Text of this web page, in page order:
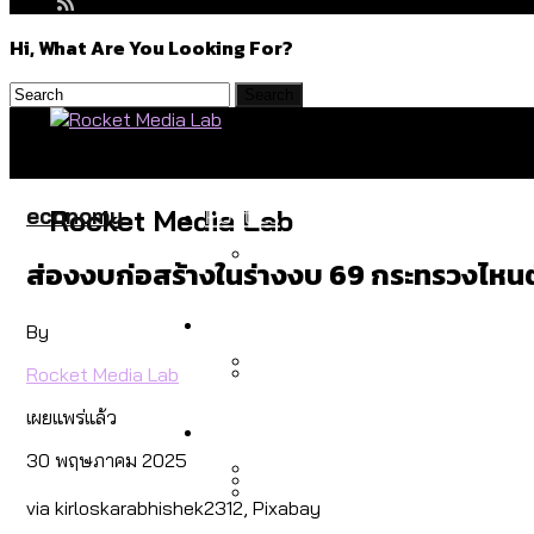
Hi, What Are You Looking For?
Rocket Media Lab
Politics
โลกใบเดียว สิทธิไม่เท่ากัน:
economy
ส่องงบก่อสร้างในร่างงบ 69 กระทรวงไห
By
Rocket Media Lab
เผยแพร่แล้ว
30 พฤษภาคม 2025
via kirloskarabhishek2312, Pixabay